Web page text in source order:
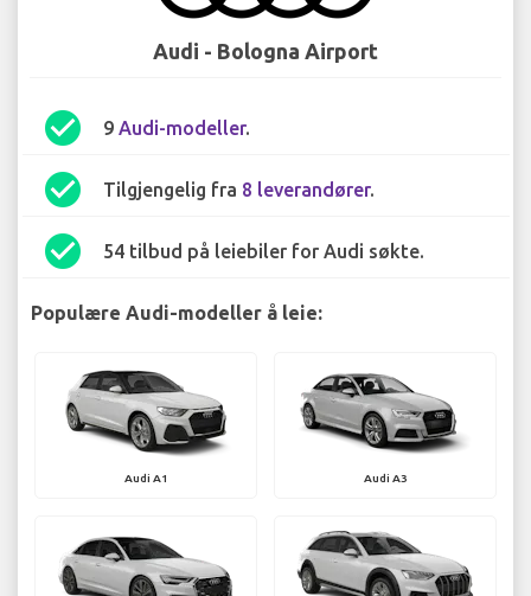
Audi - Bologna Airport
check_circle 9 Audi-modeller.
check_circle Tilgjengelig fra 8 leverandører.
check_circle 54 tilbud på leiebiler for Audi søkte.
Populære Audi-modeller å leie:
Audi A1 Audi A3